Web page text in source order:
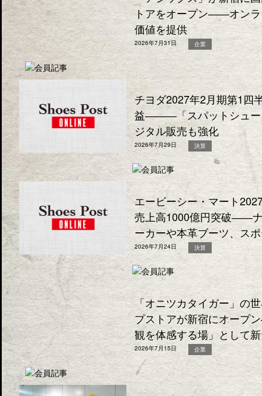
トアをオープン――オン
価値を提供
2026年7月31日 企業
チヨダ2027年2月期第1四
益―――「スパットシュー
ジタル販売も強化
2026年7月29日 決算
エービーシー・マート
売上高1000億円突破――
ーカーや本革ブーツ、ス
2026年7月24日 決算
「オニツカタイガー」の
プストアが新宿にオープ
観を体感する場」として
2026年7月15日 企業